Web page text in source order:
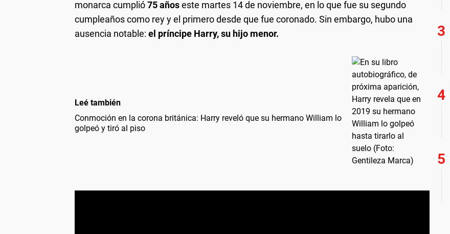
monarca cumplió75 añoseste martes 14 de noviembre, en lo que fue su segundo
cumpleaños como rey y el primero desde que fue coronado. Sin embargo, hubo una
ausencia notable: el príncipe Harry, su hijo menor.
Leé también
Conmoción en la corona británica: Harry reveló que su hermano William lo
golpeó y tiró al piso